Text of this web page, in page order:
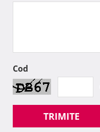
Cod
TRIMITE